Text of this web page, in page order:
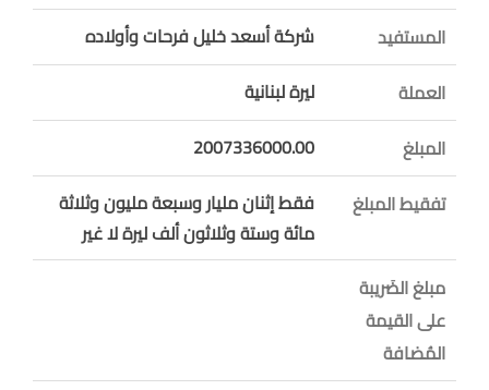
المستفيد
شركة أسعد خليل فرحات وأولاده
العملة
ليرة لبنانية
المبلغ
2007336000.00
تفقيط المبلغ
فقط إثنان مليار وسبعة مليون وثلاثة
مائة وستة وثلاثون ألف ليرة لا غير
مبلغ الضَريبة
على القيمة
المُضافة